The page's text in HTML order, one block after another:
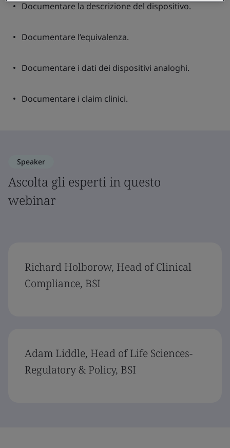
Documentare la descrizione del dispositivo.
Documentare l’equivalenza.
Documentare i dati dei dispositivi analoghi.
Documentare i claim clinici.
Speaker
Ascolta gli esperti in questo
webinar
Richard Holborow, Head of Clinical
Compliance, BSI
Adam Liddle, Head of Life Sciences-
Regulatory & Policy, BSI